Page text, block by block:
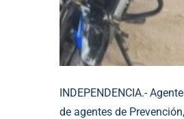
INDEPENDENCIA.-
de agentes de